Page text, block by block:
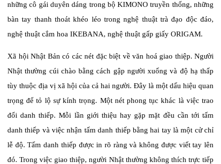
những cô gái duyên dáng trong bộ KIMONO truyền thống, những
bàn tay thanh thoát khéo léo trong nghệ thuật trà đạo độc đáo,
nghệ thuật cắm hoa IKEBANA, nghệ thuật gấp giấy ORIGAM.
Xã hội Nhật Bản có các nét đặc biệt về văn hoá giao thiệp. Người
Nhật thường cúi chào bằng cách gập người xuống và độ hạ thấp
tùy thuộc địa vị xã hội của cả hai người. Đây là một dấu hiệu quan
trọng để tỏ lộ sự kính trọng. Một nét phong tục khác là việc trao
đổi danh thiếp. Mỗi lần giới thiệu hay gặp mặt đều cần tới tấm
danh thiếp và việc nhận tấm danh thiếp bằng hai tay là một cử chỉ
lễ độ. Tấm danh thiếp được in rõ ràng và không được viết tay lên
đó. Trong việc giao thiệp, người Nhật thường không thích trực tiếp